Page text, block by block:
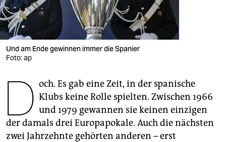
veranstaltungen
shop
fragen & hilfe
genossenschaft
epaper login
Und am Ende gewinnen immer die Spanier
Foto: ap
D och. Es gab eine Zeit, in der spanische
Klubs keine Rolle spielten. Zwischen 1966
und 1979 gewannen sie keinen einzigen
der damals drei Europapokale. Auch die nächsten
zwei Jahrzehnte gehörten anderen – erst